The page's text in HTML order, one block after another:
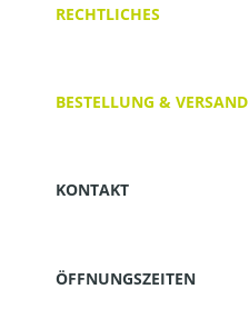
RECHTLICHES
BESTELLUNG & VERSAND
KONTAKT
ÖFFNUNGSZEITEN